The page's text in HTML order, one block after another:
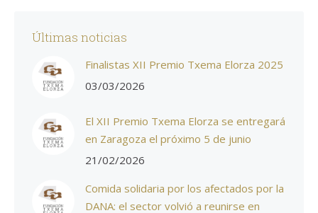
Últimas noticias
Finalistas XII Premio Txema Elorza 2025
03/03/2026
El XII Premio Txema Elorza se entregará
en Zaragoza el próximo 5 de junio
21/02/2026
Comida solidaria por los afectados por la
DANA: el sector volvió a reunirse en